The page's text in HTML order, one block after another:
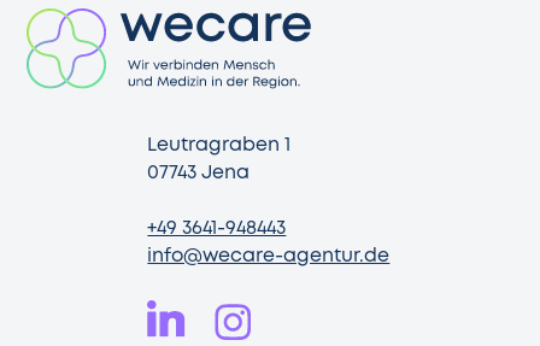
Leutragraben 1
07743 Jena
+49 3641-948443
info@wecare-agentur.de